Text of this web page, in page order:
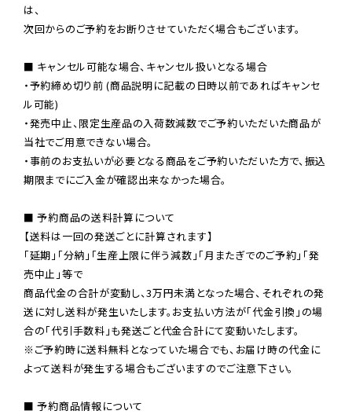
は、
次回からのご予約をお断りさせていただく場合もございます。
■ キャンセル可能な場合、キャンセル扱いとなる場合
・予約締め切り前 (商品説明に記載の日時以前であればキャンセ
ル可能)
・発売中止、限定生産品の入荷数減数でご予約いただいた商品が
当社でご用意できない場合。
・事前のお支払いが必要となる商品をご予約いただいた方で、振込
期限までにご入金が確認出来なかった場合。
■ 予約商品の送料計算について
【送料は一回の発送ごとに計算されます】
「延期」「分納」「生産上限に伴う減数」「月またぎでのご予約」「発
売中止」等で
商品代金の合計が変動し、3万円未満となった場合、それぞれの発
送に対し送料が発生いたします。お支払い方法が「代金引換」の場
※ご予約時に送料無料となっていた場合でも、お届け時の代金に
よって送料が発生する場合もございますのでご注意下さい。
■ 予約商品情報について